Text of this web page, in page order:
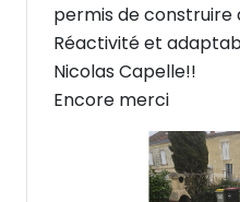
permis de construire
Réactivité et
Nicolas Capelle!!
Encore merci